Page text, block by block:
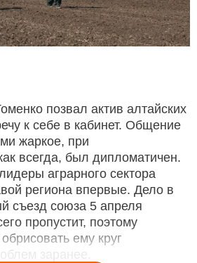
позвал актив алтайских
к себе в кабинет. Общение
жаркое, при
всегда, был дипломатичен.
аграрного сектора
региона впервые. Дело в
съезд союза 5 апреля
пропустит, поэтому
ему круг
заранее.